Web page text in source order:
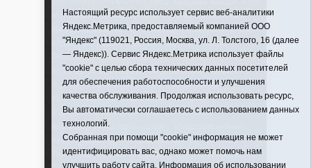
использовании материалов ссылка обязательна
Информационная лента выходит при финансовой
поддержке правительства Тюменской области
Регистрационный номер СМИ ЭЛ № ФС 77-66066
от 10.06. 2016 г. выдано Федеральной службой по
надзору в сфере связи, информационных
технологий и массовых коммуникаций.
Учредитель (соучредители) Автономная
некоммерческая организация "Информационно-
издательский центр "Красная звезда"" (627570,
Тюменская обл., Викуловский р-н, с. Викулово, ул.
Настоящий ресурс использует сервис веб-аналитики
Яндекс.Метрика, предоставляемый компанией ООО
"Яндекс" (119021, Россия, Москва, ул. Л. Толстого, 16 (далее
— Яндекс)). Сервис Яндекс.Метрика использует файлы
"cookie" с целью сбора технических данных посетителей
для обеспечения работоспособности и улучшения
качества обслуживания. Продолжая использовать ресурс,
Вы автоматически соглашаетесь с использованием данных
технологий.
Собранная при помощи "cookie" информация не может
идентифицировать вас, однако может помочь нам
улучшить работу сайта. Информация об использовании